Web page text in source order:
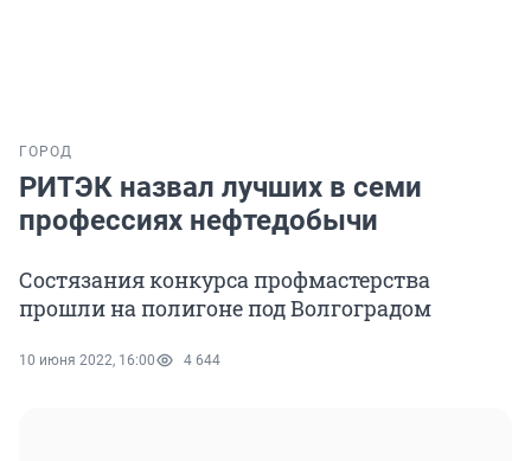
ГОРОД
РИТЭК назвал лучших в семи
профессиях нефтедобычи
Состязания конкурса профмастерства
прошли на полигоне под Волгоградом
10 июня 2022, 16:00 4 644